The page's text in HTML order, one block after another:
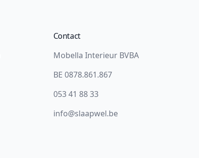
Contact
Mobella Interieur BVBA
BE 0878.861.867
053 41 88 33
info@slaapwel.be